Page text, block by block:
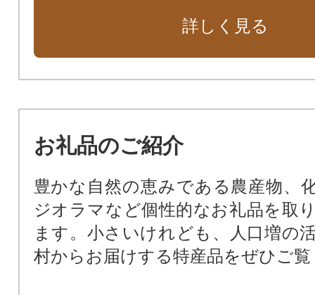
詳しく見る
お礼品のご紹介
豊かな自然の恵みである農産物、
ジオラマなど個性的なお礼品を取
ます。小さいけれども、人口増の
村からお届けする特産品をぜひご